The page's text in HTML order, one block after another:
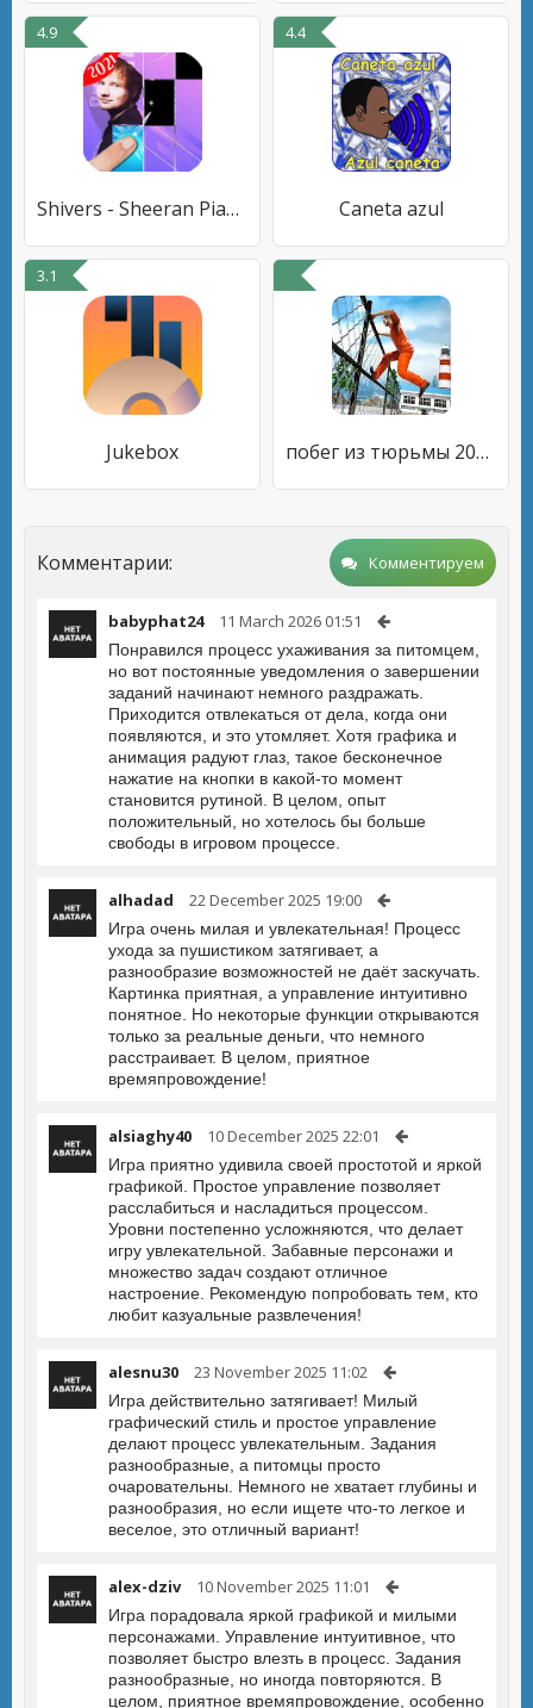
4.9
Shivers - Sheeran Piano Tiles
4.4
Caneta azul
3.1
Jukebox побег из тюрьмы 2020 - побег из тюрьмы игры 2020
Комментарии: Комментируем
babyphat24 11 March 2026 01:51
Понравился процесс ухаживания за питомцем,
но вот постоянные уведомления о завершении
заданий начинают немного раздражать.
Приходится отвлекаться от дела, когда они
появляются, и это утомляет. Хотя графика и
анимация радуют глаз, такое бесконечное
нажатие на кнопки в какой-то момент
становится рутиной. В целом, опыт
положительный, но хотелось бы больше
свободы в игровом процессе.
alhadad 22 December 2025 19:00
Игра очень милая и увлекательная! Процесс
ухода за пушистиком затягивает, а
разнообразие возможностей не даёт заскучать.
Картинка приятная, а управление интуитивно
понятное. Но некоторые функции открываются
только за реальные деньги, что немного
расстраивает. В целом, приятное
времяпровождение!
alsiaghy40 10 December 2025 22:01
Игра приятно удивила своей простотой и яркой
графикой. Простое управление позволяет
расслабиться и насладиться процессом.
Уровни постепенно усложняются, что делает
игру увлекательной. Забавные персонажи и
множество задач создают отличное
настроение. Рекомендую попробовать тем, кто
любит казуальные развлечения!
alesnu30 23 November 2025 11:02
Игра действительно затягивает! Милый
графический стиль и простое управление
делают процесс увлекательным. Задания
разнообразные, а питомцы просто
очаровательны. Немного не хватает глубины и
разнообразия, но если ищете что-то легкое и
веселое, это отличный вариант!
alex-dziv 10 November 2025 11:01
Игра порадовала яркой графикой и милыми
персонажами. Управление интуитивное, что
позволяет быстро влезть в процесс. Задания
разнообразные, но иногда повторяются. В
целом, приятное времяпровождение, особенно